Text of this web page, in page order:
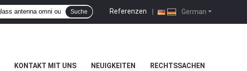
German
Referenzen |
Suche
KONTAKT MIT UNS NEUIGKEITEN RECHTSSACHEN